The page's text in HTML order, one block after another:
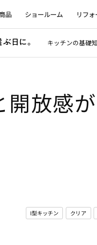
品 ショールーム リフ
キッチンの基礎
開放感
I型キッチン クリア